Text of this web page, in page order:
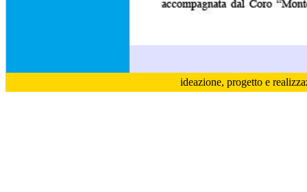
ideazione, progetto e